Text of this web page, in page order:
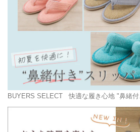
BUYERS SELECT 快適な履き心地 "鼻緒